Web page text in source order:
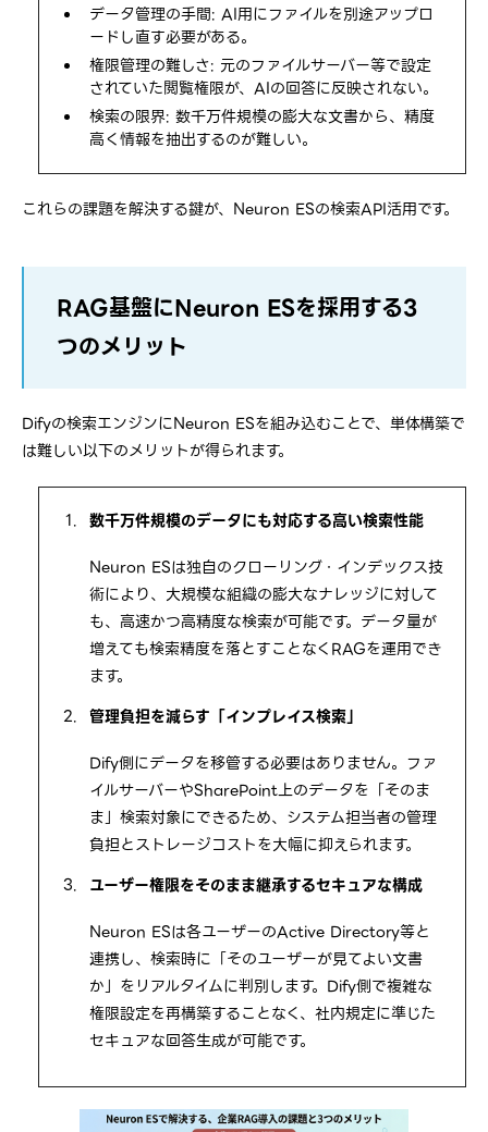
データ管理の手間: AI用にファイルを別途アップロ
ードし直す必要がある。
権限管理の難しさ: 元のファイルサーバー等で設定
されていた閲覧権限が、AIの回答に反映されない。
検索の限界: 数千万件規模の膨大な文書から、精度
高く情報を抽出するのが難しい。
これらの課題を解決する鍵が、Neuron ESの検索API活用です。
RAG基盤にNeuron ESを採用する3
つのメリット
Difyの検索エンジンにNeuron ESを組み込むことで、単体構築で
は難しい以下のメリットが得られます。
数千万件規模のデータにも対応する高い検索性能
Neuron ESは独自のクローリング・インデックス技
術により、大規模な組織の膨大なナレッジに対して
も、高速かつ高精度な検索が可能です。データ量が
増えても検索精度を落とすことなくRAGを運用でき
ます。
管理負担を減らす「インプレイス検索」
Dify側にデータを移管する必要はありません。ファ
イルサーバーやSharePoint上のデータを「そのま
ま」検索対象にできるため、システム担当者の管理
負担とストレージコストを大幅に抑えられます。
ユーザー権限をそのまま継承するセキュアな構成
Neuron ESは各ユーザーのActive Directory等と
連携し、検索時に「そのユーザーが見てよい文書
か」をリアルタイムに判別します。Dify側で複雑な
権限設定を再構築することなく、社内規定に準じた
セキュアな回答生成が可能です。